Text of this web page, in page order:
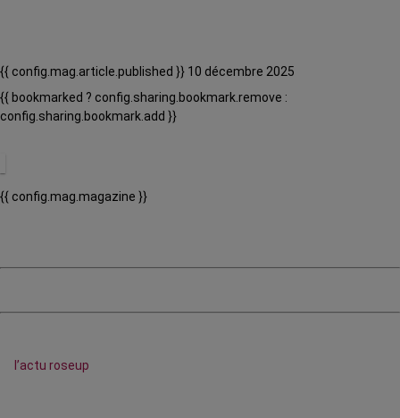
{{ config.mag.article.published }} 10 décembre 2025
{{ bookmarked ? config.sharing.bookmark.remove :
config.sharing.bookmark.add }}
{{ config.mag.magazine }}
l’actu roseup